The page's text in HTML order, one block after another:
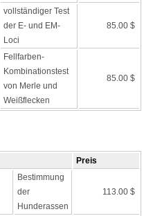
vollständiger Test
der E- und EM-
Loci
85.00 $
Fellfarben-
Kombinationstest
von Merle und
Weißflecken
85.00 $
Preis
Bestimmung
der
Hunderassen
113.00 $